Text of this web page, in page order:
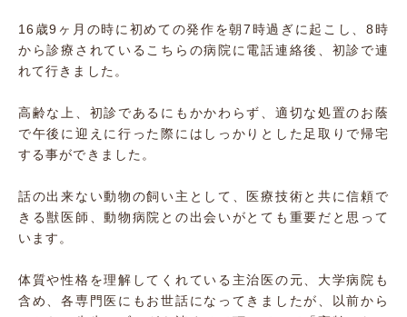
16歳9ヶ月の時に初めての発作を朝7時過ぎに起こし、8時
から診療されているこちらの病院に電話連絡後、初診で連
れて行きました。
高齢な上、初診であるにもかかわらず、適切な処置のお蔭
で午後に迎えに行った際にはしっかりとした足取りで帰宅
する事ができました。
話の出来ない動物の飼い主として、医療技術と共に信頼で
きる獣医師、動物病院との出会いがとても重要だと思って
います。
体質や性格を理解してくれている主治医の元、大学病院も
含め、各専門医にもお世話になってきましたが、以前から